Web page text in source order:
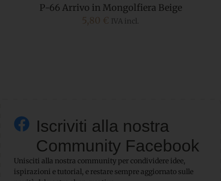
P-66 Arrivo in Mongolfiera Beige
5,80 € IVA incl.
Iscriviti alla nostra
Community Facebook
Unisciti alla nostra community per condividere idee,
ispirazioni e tutorial, e restare sempre aggiornato sulle